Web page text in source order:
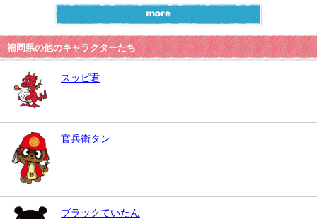
福岡県の他のキャラクターたち
スッピ君
官兵衛タン
ブラックていたん